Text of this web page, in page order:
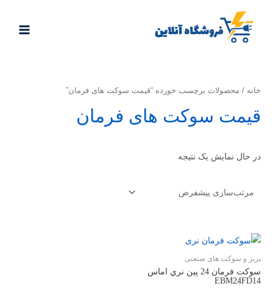
خانه / محصولات برچسب خورده “قیمت سوکت های فرمان”
قیمت سوکت های فرمان
در حال نمایش یک نتیجه
پریز و سوکت های صنعتی
سوکت فرمان 24 پین نري اماس
EBM24FD14